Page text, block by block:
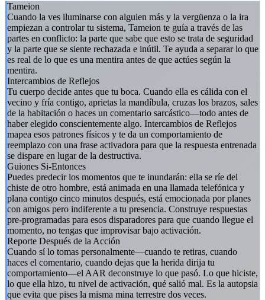
Tameion
Cuando la ves iluminarse con alguien más y la vergüenza o la ira
empiezan a controlar tu sistema, Tameion te guía a través de las
partes en conflicto: la parte que sabe que esto se trata de seguridad
y la parte que se siente rechazada e inútil. Te ayuda a separar lo que
es real de lo que es una mentira antes de que actúes según la
mentira.
Intercambios de Reflejos
Tu cuerpo decide antes que tu boca. Cuando ella es cálida con el
vecino y fría contigo, aprietas la mandíbula, cruzas los brazos, sales
de la habitación o haces un comentario sarcástico—todo antes de
haber elegido conscientemente algo. Intercambios de Reflejos
mapea esos patrones físicos y te da un comportamiento de
reemplazo con una frase activadora para que la respuesta entrenada
se dispare en lugar de la destructiva.
Guiones Si-Entonces
Puedes predecir los momentos que te inundarán: ella se ríe del
chiste de otro hombre, está animada en una llamada telefónica y
plana contigo cinco minutos después, está emocionada por planes
con amigos pero indiferente a tu presencia. Construye respuestas
pre-programadas para esos disparadores para que cuando llegue el
momento, no tengas que improvisar bajo activación.
Reporte Después de la Acción
Cuando sí lo tomas personalmente—cuando te retiras, cuando
haces el comentario, cuando dejas que la herida dirija tu
comportamiento—el AAR deconstruye lo que pasó. Lo que hiciste,
lo que ella hizo, tu nivel de activación, qué salió mal. Es la autopsia
que evita que pises la misma mina terrestre dos veces.